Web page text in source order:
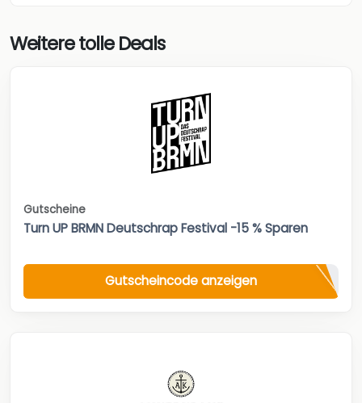
Weitere tolle Deals
Gutscheine
Turn UP BRMN Deutschrap Festival -15 % Sparen
Gutscheincode anzeigen